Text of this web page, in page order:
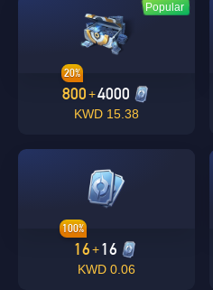
Popular
4000
+
800
20%
15.38 KWD
16
+
16
100%
0.06 KWD